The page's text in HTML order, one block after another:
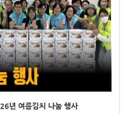
년 여름김치 나눔 행사